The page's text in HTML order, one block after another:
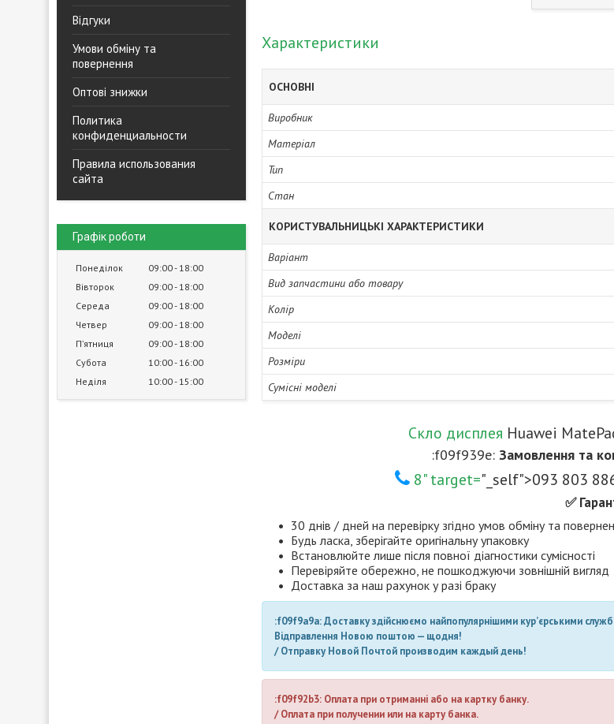
Відгуки
Умови обміну та
повернення
Оптові знижки
Политика
конфиденциальности
Правила использования
сайта
Графік роботи
Понеділок 09:00 18:00
Вівторок
09:00 18:00
Середа
09:00 18:00
Четвер
09:00 18:00
Пʼятниця
09:00 18:00
Субота
10:00 16:00
Неділя
10:00 15:00
Характеристики
ОСНОВНІ
Виробник
Матеріал
Тип
Стан
КОРИСТУВАЛЬНИЦЬКІ ХАРАКТЕРИСТИКИ
Варіант
Вид запчастини або товару
Колір
Моделі
Розміри
Сумісні моделі
Скло дисплея Huawei
:f09f939e: Замовлення та
8" target="_self">093 803
✅
30 днів / дней на перевірку згідно умов обміну та
Будь ласка, зберігайте оригінальну упаковку
Встановлюйте лише після повної діагностики сумісності
Перевіряйте обережно, не пошкоджуючи зовнішній вигляд
Доставка за наш рахунок у разі браку
:f09f9a9a: Доставку здійснюємо найпопулярнішими кур’єрськими
Відправлення Новою поштою — щодня!
/ Отправку Новой Почтой производим каждый день!
:f09f92b3: Оплата при отриманні або на картку банку.
/ Оплата при получении или на карту банка.